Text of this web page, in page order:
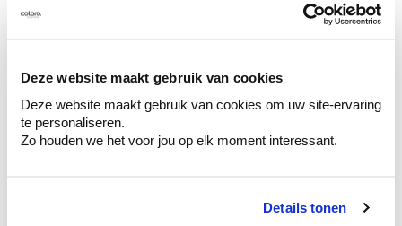
Deze website maakt gebruik van cookies
Deze website maakt gebruik van cookies om uw site-ervaring
te personaliseren.
Zo houden we het voor jou op elk moment interessant.
Details tonen
Découvrez des échantillons de votre
votre couleur.
Obtenez des conseils personnalisés sur la
combinaison de couleurs.